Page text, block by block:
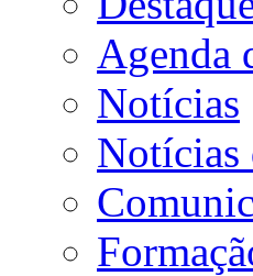
Agenda
Notícias
Notícias